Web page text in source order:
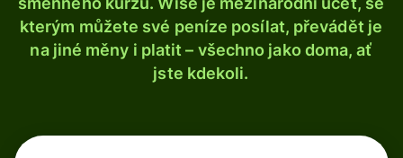
kterým můžete své peníze posílat, převádět je
na jiné měny i platit – všechno jako doma, ať
jste kdekoli.